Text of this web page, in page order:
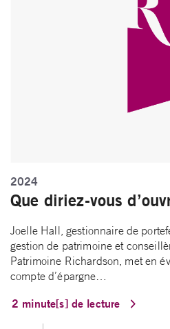
2024
Que diriez-vous
Joelle Hall, gestionnaire de
gestion de patrimoine et
Patrimoine Richardson, met en
compte d’épargne…
2 minute[s] de lecture